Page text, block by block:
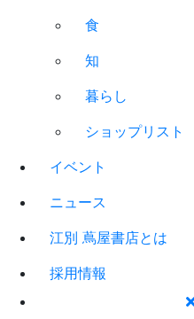
食
知
暮らし
ショップリスト
イベント
ニュース
江別 蔦屋書店とは
採用情報